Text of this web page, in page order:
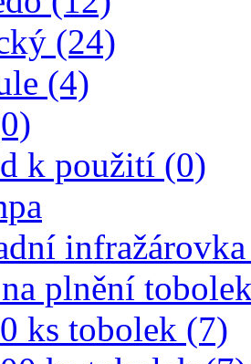
(24)
(4)
k použití (0)
plnění
ks tobolek (7)